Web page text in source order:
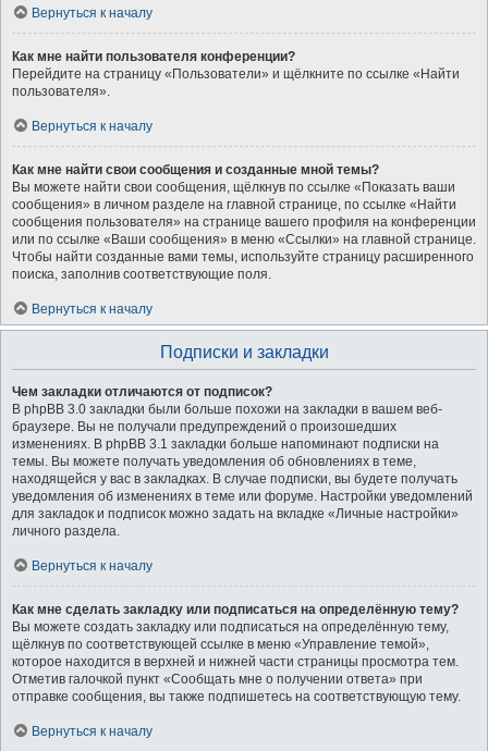
Вернуться к началу
Как мне найти пользователя конференции?
Перейдите на страницу «Пользователи» и щёлкните по ссылке «Найти
пользователя».
Вернуться к началу
Как мне найти свои сообщения и созданные мной темы?
Вы можете найти свои сообщения, щёлкнув по ссылке «Показать ваши
сообщения» в личном разделе на главной странице, по ссылке «Найти
сообщения пользователя» на странице вашего профиля на конференции
или по ссылке «Ваши сообщения» в меню «Ссылки» на главной странице.
Чтобы найти созданные вами темы, используйте страницу расширенного
поиска, заполнив соответствующие поля.
Вернуться к началу
Подписки и закладки
Чем закладки отличаются от подписок?
В phpBB 3.0 закладки были больше похожи на закладки в вашем веб-
браузере. Вы не получали предупреждений о произошедших
изменениях. В phpBB 3.1 закладки больше напоминают подписки на
темы. Вы можете получать уведомления об обновлениях в теме,
находящейся у вас в закладках. В случае подписки, вы будете получать
уведомления об изменениях в теме или форуме. Настройки уведомлений
для закладок и подписок можно задать на вкладке «Личные настройки»
личного раздела.
Вернуться к началу
Как мне сделать закладку или подписаться на определённую тему?
Вы можете создать закладку или подписаться на определённую тему,
щёлкнув по соответствующей ссылке в меню «Управление темой»,
которое находится в верхней и нижней части страницы просмотра тем.
Отметив галочкой пункт «Сообщать мне о получении ответа» при
отправке сообщения, вы также подпишетесь на соответствующую тему.
Вернуться к началу